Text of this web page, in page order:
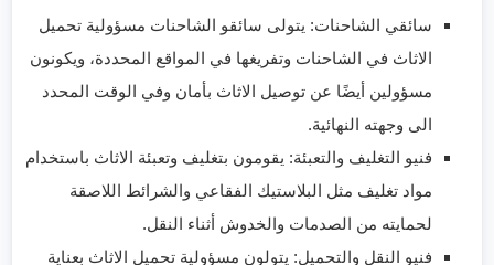
سائقي الشاحنات: يتولى سائقو الشاحنات مسؤولية تحميل
الاثاث في الشاحنات وتفريغها في المواقع المحددة، ويكونون
مسؤولين أيضًا عن توصيل الاثاث بأمان وفي الوقت المحدد
الى وجهته النهائية.
فنيو التغليف والتعبئة: يقومون بتغليف وتعبئة الاثاث باستخدام
مواد تغليف مثل البلاستيك الفقاعي والشرائط اللاصقة
لحمايته من الصدمات والخدوش أثناء النقل.
فنيو النقل والتحميل: يتولون مسؤولية تحميل الاثاث بعناية